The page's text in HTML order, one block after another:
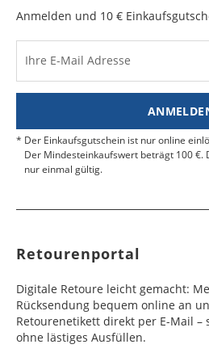
Anmelden und 10 €
Ihre E-Mail Adresse
Der Einkaufsgutschein ist nur online
Der Mindesteinkaufswert beträgt 100 €.
nur einmal gültig.
Retourenportal
Digitale Retoure leicht gemacht:
Rücksendung bequem online an
Retourenetikett direkt per E-Mail –
ohne lästiges Ausfüllen.